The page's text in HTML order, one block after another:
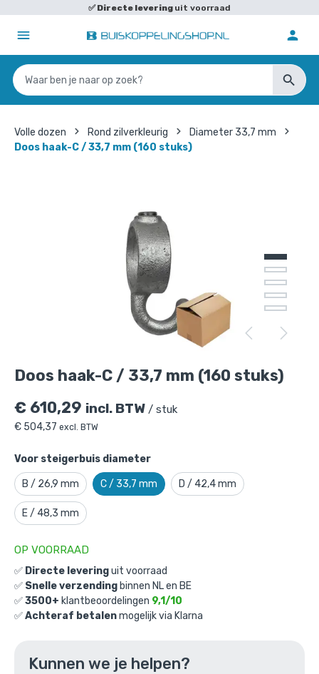
✅Directe levering uit voorraad
Volle dozen Rond zilverkleurig
Diameter 33,7 mm
Doos haak-C / 33,7 mm (160 stuks)
Doos haak-C / 33,7 mm (160 stuks)
€ 610,29 incl. BTW / stuk
€ 504,37 excl. BTW
Voor steigerbuis diameter
B / 26,9 mm C / 33,7 mm D / 42,4 mm
E / 48,3 mm
OP VOORRAAD
✅ Directe leveringuit voorraad
✅ Snelle verzending binnen NL en BE
✅3500+ klantbeoordelingen 9,1/10
✅Achteraf betalenmogelijk via Klarna
Kunnen we je helpen?
Doos haak-C / 33,7 mm (160 stuks)
Doos haak-C / 33,7 mm (160 stuks)
Gekozen aantal: x
€610,29 incl. BTW/ stuk
€504,37 excl. BTW
Ga naar winkelmandje